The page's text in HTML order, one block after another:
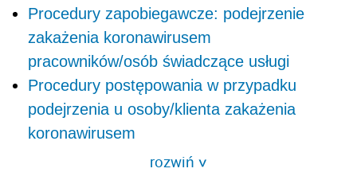
Procedury zapobiegawcze: podejrzenie
zakażenia koronawirusem
pracowników/osób świadczące usługi
Procedury postępowania w przypadku
podejrzenia u osoby/klienta zakażenia
koronawirusem
rozwiń>